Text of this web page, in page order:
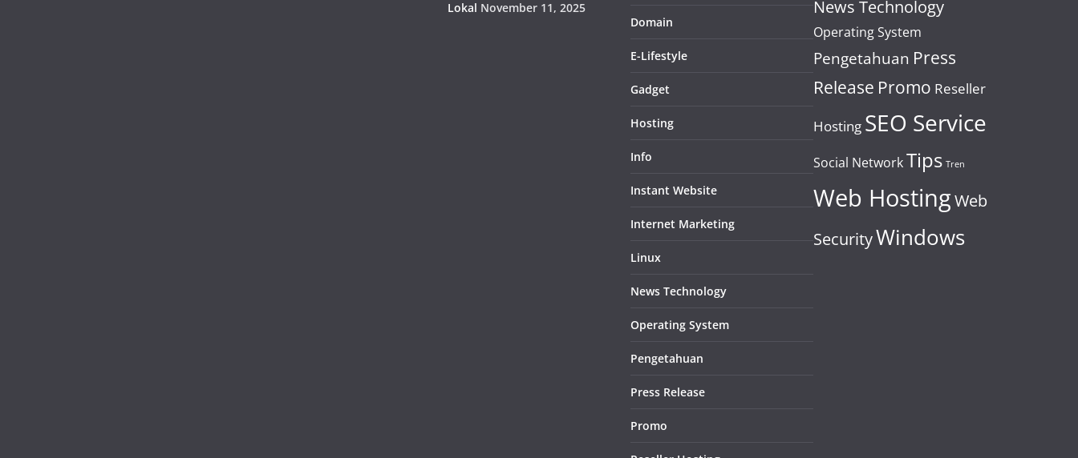
Lokal November 11, 2025
Domain
E-Lifestyle
Gadget
Hosting
Info
Instant Website
Internet Marketing
Linux
News Technology
Operating System
Pengetahuan
Press Release
Promo
News Technology
Operating System
Pengetahuan Press
Release Promo Reseller
Hosting SEO Service
Social NetworkTips Tren
Web HostingWeb
SecurityWindows